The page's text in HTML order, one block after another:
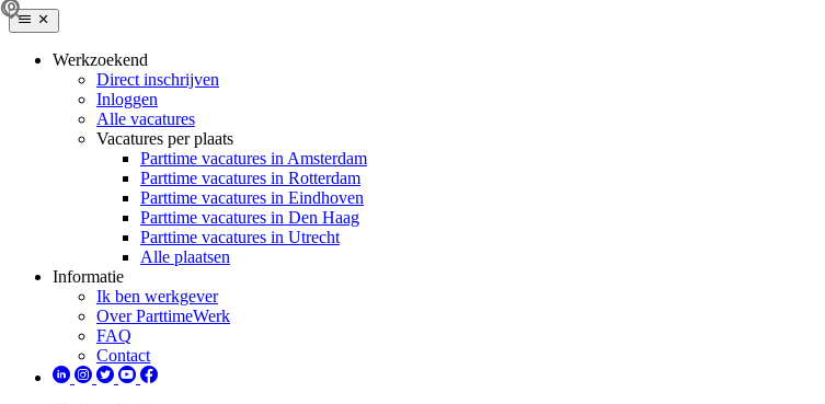
Werkzoekend
Direct inschrijven
Inloggen
Alle vacatures
Vacatures per plaats
Parttime vacatures in Amsterdam
Parttime vacatures in Rotterdam
Parttime vacatures in Eindhoven
Parttime vacatures in Den Haag
Parttime vacatures in Utrecht
Alle plaatsen
Informatie
Ik ben werkgever
Over ParttimeWerk
FAQ
Contact